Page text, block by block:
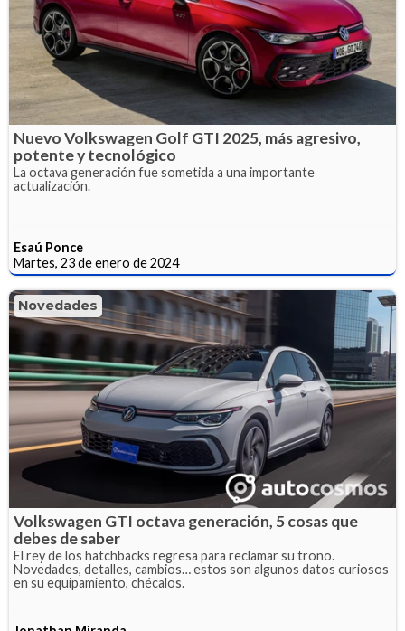
Nuevo Volkswagen Golf GTI 2025, más agresivo,
potente y tecnológico
La octava generación fue sometida a una importante
actualización.
Esaú Ponce
Martes, 23 de enero de 2024
Novedades
Volkswagen GTI octava generación, 5 cosas que
debes de saber
El rey de los hatchbacks regresa para reclamar su trono.
Novedades, detalles, cambios… estos son algunos datos curiosos
en su equipamiento, chécalos.